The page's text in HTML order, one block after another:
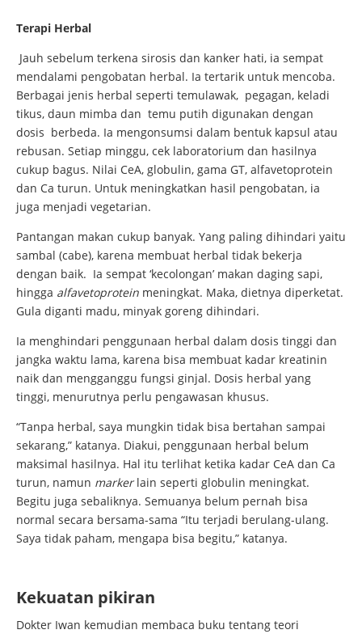
Terapi Herbal
Jauh sebelum terkena sirosis dan kanker hati, ia sempat
mendalami pengobatan herbal. Ia tertarik untuk mencoba.
Berbagai jenis herbal seperti temulawak, pegagan, keladi
tikus, daun mimba dan temu putih digunakan dengan
dosis berbeda. Ia mengonsumsi dalam bentuk kapsul atau
rebusan. Setiap minggu, cek laboratorium dan hasilnya
cukup bagus. Nilai CeA, globulin, gama GT, alfavetoprotein
dan Ca turun. Untuk meningkatkan hasil pengobatan, ia
juga menjadi vegetarian.
Pantangan makan cukup banyak. Yang paling dihindari yaitu
sambal (cabe), karena membuat herbal tidak bekerja
dengan baik. Ia sempat ‘kecolongan’ makan daging sapi,
hingga alfavetoprotein meningkat. Maka, dietnya diperketat.
Gula diganti madu, minyak goreng dihindari.
Ia menghindari penggunaan herbal dalam dosis tinggi dan
jangka waktu lama, karena bisa membuat kadar kreatinin
naik dan mengganggu fungsi ginjal. Dosis herbal yang
tinggi, menurutnya perlu pengawasan khusus.
“Tanpa herbal, saya mungkin tidak bisa bertahan sampai
sekarang,” katanya. Diakui, penggunaan herbal belum
maksimal hasilnya. Hal itu terlihat ketika kadar CeA dan Ca
turun, namun markerlain seperti globulin meningkat.
Begitu juga sebaliknya. Semuanya belum pernah bisa
normal secara bersama-sama “Itu terjadi berulang-ulang.
Saya tidak paham, mengapa bisa begitu,” katanya.
Kekuatan pikiran
Dokter Iwan kemudian membaca buku tentang teori